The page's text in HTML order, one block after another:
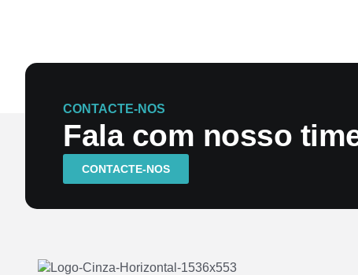
CONTACTE-NOS
Fala com nosso
CONTACTE-NOS